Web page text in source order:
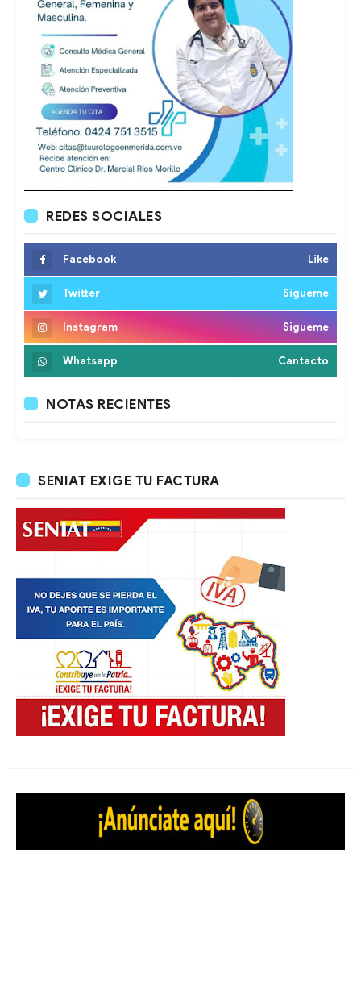
REDES SOCIALES
Facebook Like
Twitter Sigueme
Instagram Sigueme
Whatsapp Cantacto
NOTAS RECIENTES
SENIAT EXIGE TU FACTURA